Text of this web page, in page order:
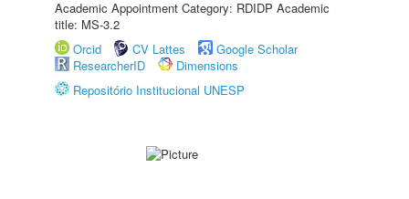
Academic Appointment Category: RDIDP Academic
title: MS-3.2
Orcid
CV Lattes
Google Scholar
ResearcherID
Dimensions
Repositório Institucional UNESP